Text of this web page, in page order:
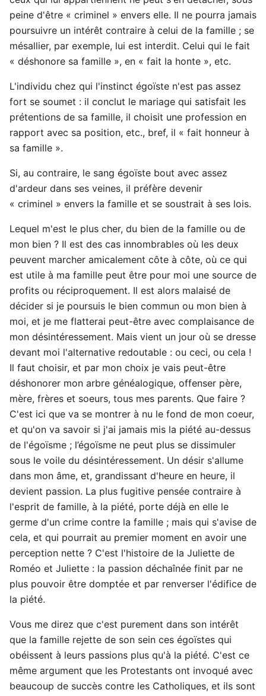
peine d'être « criminel » envers elle. Il ne pourra jamais
poursuivre un intérêt contraire à celui de la famille ; se
mésallier, par exemple, lui est interdit. Celui qui le fait
« déshonore sa famille », en « fait la honte », etc.
L'individu chez qui l'instinct égoïste n'est pas assez
fort se soumet : il conclut le mariage qui satisfait les
prétentions de sa famille, il choisit une profession en
rapport avec sa position, etc., bref, il « fait honneur à
sa famille ».
Si, au contraire, le sang égoïste bout avec assez
d'ardeur dans ses veines, il préfère devenir
« criminel » envers la famille et se soustrait à ses lois.
Lequel m'est le plus cher, du bien de la famille ou de
mon bien ? Il est des cas innombrables où les deux
peuvent marcher amicalement côte à côte, où ce qui
est utile à ma famille peut être pour moi une source de
profits ou réciproquement. Il est alors malaisé de
décider si je poursuis le bien commun ou mon bien à
moi, et je me flatterai peut-être avec complaisance de
mon désintéressement. Mais vient un jour où se dresse
devant moi l'alternative redoutable : ou ceci, ou cela !
Il faut choisir, et par mon choix je vais peut-être
déshonorer mon arbre généalogique, offenser père,
mère, frères et soeurs, tous mes parents. Que faire ?
C'est ici que va se montrer à nu le fond de mon coeur,
et qu'on va savoir si j'ai jamais mis la piété au-dessus
de l'égoïsme ; l’égoïsme ne peut plus se dissimuler
sous le voile du désintéressement. Un désir s'allume
dans mon âme, et, grandissant d'heure en heure, il
devient passion. La plus fugitive pensée contraire à
l'esprit de famille, à la piété, porte déjà en elle le
germe d'un crime contre la famille ; mais qui s'avise de
cela, et qui pourrait au premier moment en avoir une
perception nette ? C'est l'histoire de la Juliette de
Roméo et Juliette : la passion déchaînée finit par ne
plus pouvoir être domptée et par renverser l'édifice de
la piété.
Vous me direz que c'est purement dans son intérêt
que la famille rejette de son sein ces égoïstes qui
obéissent à leurs passions plus qu'à la piété. C'est ce
même argument que les Protestants ont invoqué avec
beaucoup de succès contre les Catholiques, et ils sont